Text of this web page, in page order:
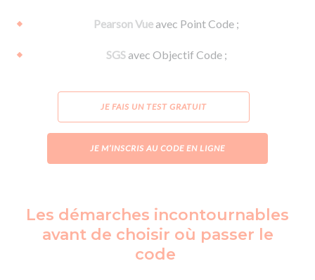
Pearson Vueavec Point Code ;
SGSavec Objectif Code ;
JE FAIS UN TEST GRATUIT
JE M’INSCRIS AU CODE EN LIGNE
Les démarches incontournables
avant de choisir où passer le
code